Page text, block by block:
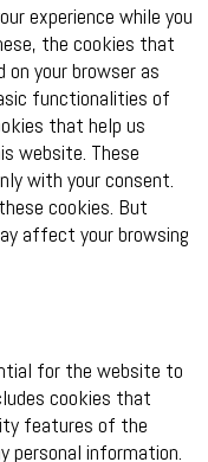
experience while you
the cookies that
on your browser as
functionalities of
that help us
website. These
with your consent.
cookies. But
affect your browsing
for the website to
cookies that
features of the
personal information.